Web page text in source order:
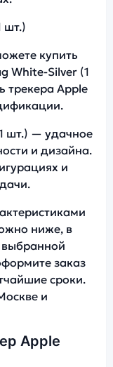
купить
White-Silver (1
трекера Apple
шт.) — удачное
и дизайна.
и
ниже, в
выбранной
заказ
сроки.
и
Apple